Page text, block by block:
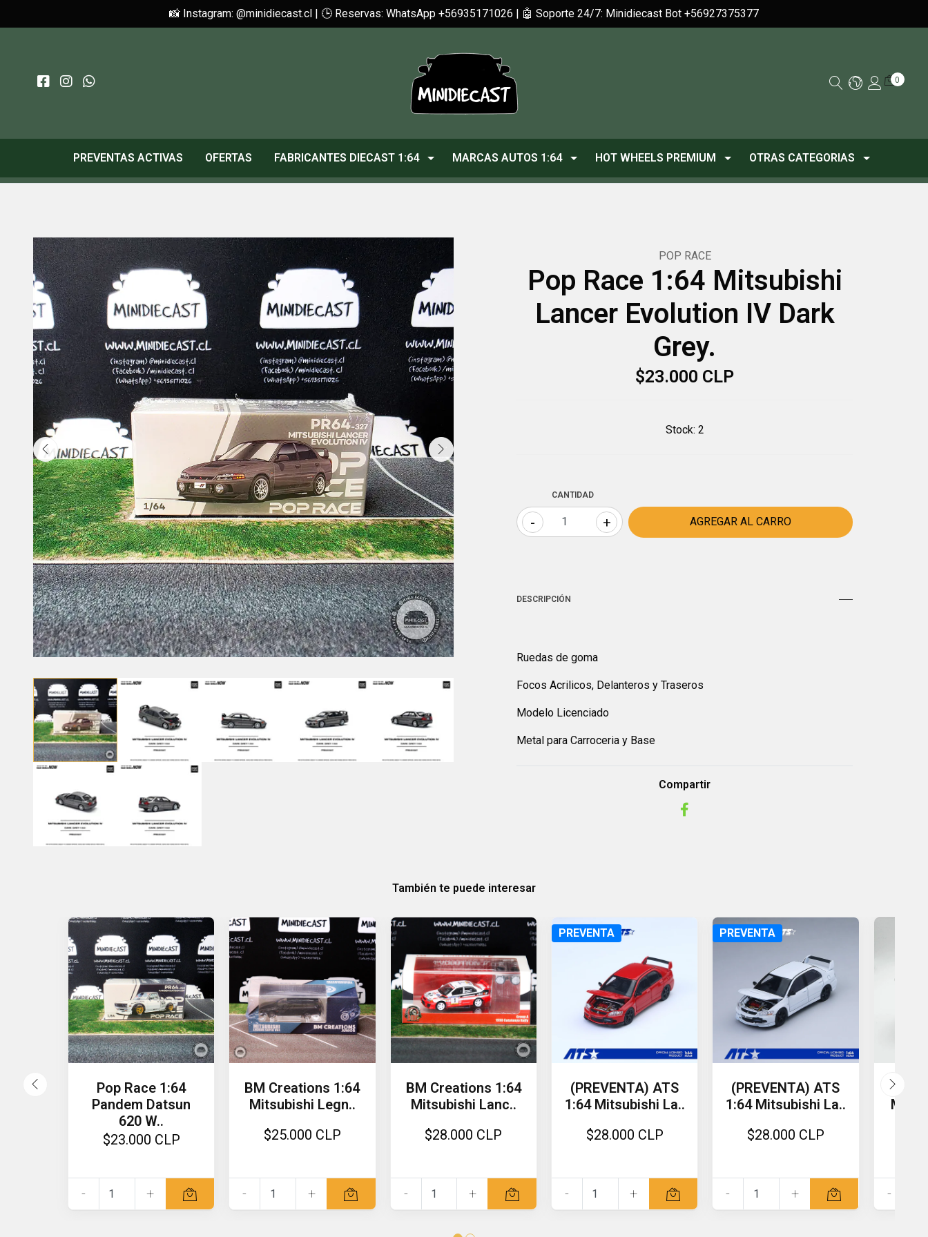
📸 Instagram: @minidiecast.cl | 🕒 Reservas: WhatsApp +56935171026 | 🤖 Soporte 24/7: Minidiecast Bot +56927375377
0
PREVENTAS ACTIVAS OFERTAS FABRICANTES DIECAST 1:64 MARCAS AUTOS 1:64 HOT WHEELS PREMIUM OTRAS CATEGORIAS
POP RACE
Pop Race 1:64 Mitsubishi
Lancer Evolution IV Dark
Grey.
$23.000 CLP
Stock: 2
CANTIDAD
- +
DESCRIPCIÓN
Ruedas de goma
Focos Acrilicos, Delanteros y Traseros
Modelo Licenciado
Metal para Carroceria y Base
Compartir
También te puede interesar
Pop Race 1:64
Pandem Datsun
620 W..
$23.000 CLP
- +
BM Creations 1:64
Mitsubishi Legn..
$25.000 CLP
- +
BM Creations 1:64
Mitsubishi Lanc..
$28.000 CLP
- +
PREVENTA
(PREVENTA) ATS
1:64 Mitsubishi La..
$28.000 CLP
- +
PREVENTA
(PREVENTA) ATS
1:64 Mitsubishi La..
$28.000 CLP
- + -